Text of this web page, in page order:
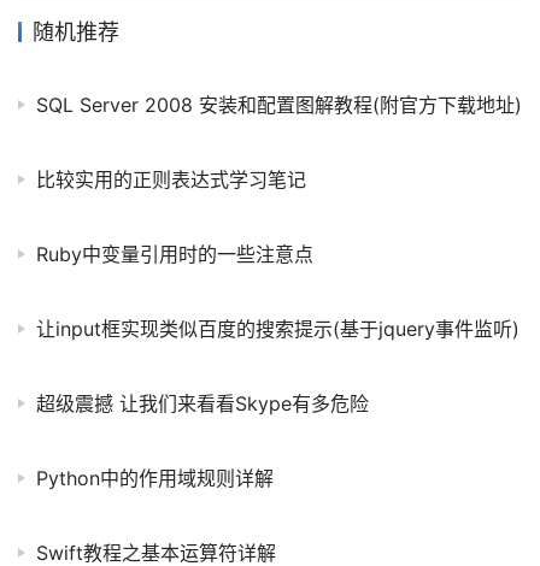
随机推荐
SQL Server 2008 安装和配置图解教程(附官方下载地址)
比较实用的正则表达式学习笔记
Ruby中变量引用时的一些注意点
让input框实现类似百度的搜索提示(基于jquery事件监听)
超级震撼 让我们来看看Skype有多危险
Python中的作用域规则详解
Swift教程之基本运算符详解